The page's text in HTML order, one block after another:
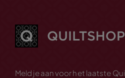
Meld je aan voor het laatste